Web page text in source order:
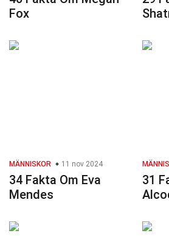
Fox
MÄNNISKOR 11 nov 2024
34 Fakta Om Eva
Mendes
31